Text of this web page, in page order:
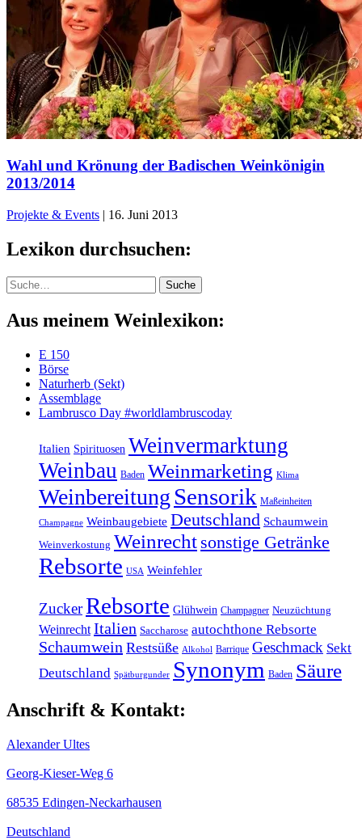
Wahl und Krönung der Badischen Weinkönigin
2013/2014
Projekte & Events | 16. Juni 2013
Lexikon durchsuchen:
Suche Suche
Aus meinem Weinlexikon:
E 150
Börse
Naturherb (Sekt)
Assemblage
Lambrusco Day #worldlambruscoday
Italien Spirituosen Weinvermarktung
Weinbau Baden Weinmarketing Klima
Weinbereitung Sensorik Maßeinheiten
Champagne Weinbaugebiete Deutschland Schaumwein
Weinverkostung Weinrecht sonstige Getränke
Rebsorte USA Weinfehler
ZuckerRebsorte Glühwein Champagner Neuzüchtung
Weinrecht Italien Saccharose autochthone Rebsorte
Schaumwein Restsüße Alkohol Barrique Geschmack Sekt
Deutschland Spätburgunder Synonym Baden Säure
Anschrift & Kontakt:
Alexander Ultes
Georg-Kieser-Weg 6
68535 Edingen-Neckarhausen
Deutschland